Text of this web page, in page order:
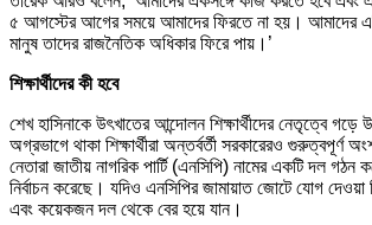
৫ আগস্টের আগের সময়ে আমাদের ফিরতে না হয়। আমাদের
মানুষ তাদের রাজনৈতিক অধিকার ফিরে পায়।’
শিক্ষার্থীদের কী হবে
শেখ হাসিনাকে উৎখাতের আন্দোলন শিক্ষার্থীদের নেতৃত্বে
অগ্রভাগে থাকা শিক্ষার্থীরা অন্তর্বর্তী সরকারেরও গুরুত্বপূর্ণ
নেতারা জাতীয় নাগরিক পার্টি (এনসিপি) নামের একটি দল গঠন
নির্বাচন করেছে। যদিও এনসিপির জামায়াত জোটে যোগ
এবং কয়েকজন দল থেকে বের হয়ে যান।